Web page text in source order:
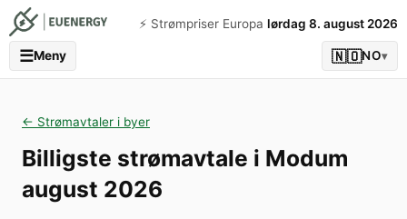
⚡️ Strømpriser Europa lørdag 8. august 2026
☰Meny 🇳🇴NO▾
← Strømavtaler i byer
Billigste strømavtale i Modum
august 2026